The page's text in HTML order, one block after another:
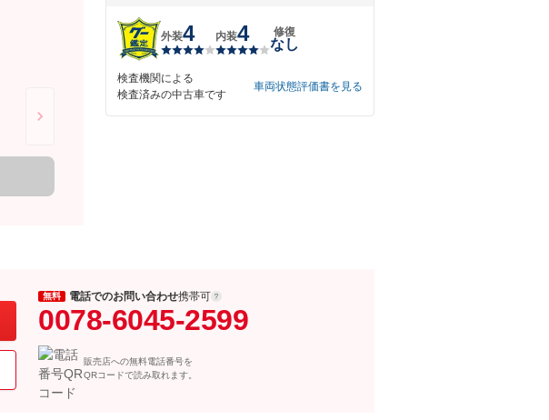
外装4 内装4 修復
なし
検査機関による
検査済みの中古車です
車両状態評価書を見る
無料 電話でのお問い合わせ携帯可
0078-6045-2599
販売店への無料電話番号を
QRコードで読み取れます。